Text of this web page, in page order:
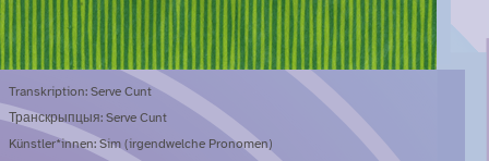
Transkription: Serve Cunt
Транскрыпцыя: Serve Cunt
Künstler*innen: Sim (irgendwelche Pronomen)